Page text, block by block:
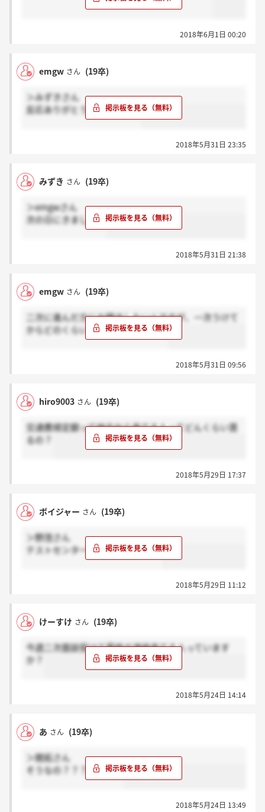
2018年6月1日 00:20
emgw さん (19卒)
＞みずきさん
反応ありがとうございます??
2018年5月31日 23:35
みずき さん (19卒)
＞emgwさん
次の日にきました！
2018年5月31日 21:38
emgw さん (19卒)
二次に進んだ方にお聞きしたいんですが、一次うけて
からどのくらいで連絡来ましたか？
2018年5月31日 09:56
hiro9003 さん (19卒)
交通費規定額って地方から来てる人ってどんくらい貰
るの？
2018年5月29日 17:37
ボイジャー さん (19卒)
＞野茂さん
テストセンターで受けるSPIです。
2018年5月29日 11:12
けーすけ さん (19卒)
今週二次面談受けて最終の連絡来てる人っています
か？
2018年5月24日 14:14
あ さん (19卒)
＞開拓さん
そうなの？？？？？！！
2018年5月24日 13:49